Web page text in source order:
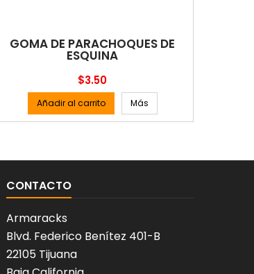
GOMA DE PARACHOQUES DE
ESQUINA
Precio
$3.50
Añadir al carrito Más
CONTACTO
Armaracks
Blvd. Federico Benítez 401-B
22105 Tijuana